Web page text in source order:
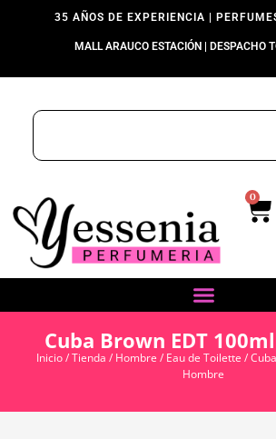
35 AÑOS DE EXPERIENCIA |
MALL ARAUCO ESTACIÓN | DESPACHO
0
Cuba Brown EDT
Inicio/Tienda / Hombre / Eau de Toilette /
Hombre